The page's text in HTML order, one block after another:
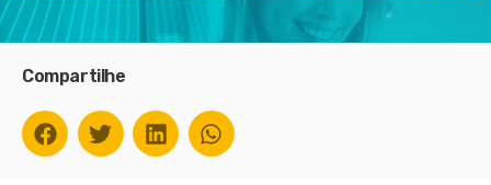
Compartilhe